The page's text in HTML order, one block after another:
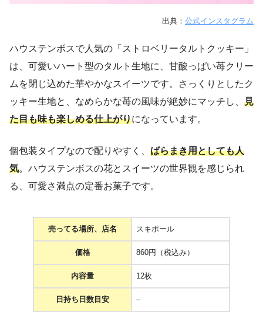
出典： 公式インスタグラム
ハウステンボスで人気の「ストロベリータルトクッキー」
は、可愛いハート型のタルト生地に、甘酸っぱい苺クリー
ムを閉じ込めた華やかなスイーツです。さっくりとしたク
ッキー生地と、なめらかな苺の風味が絶妙にマッチし、 見
た目も味も楽しめる仕上がりになっています。
個包装タイプなので配りやすく、 ばらまき用としても人
気。ハウステンボスの花とスイーツの世界観を感じられ
る、可愛さ満点の定番お菓子です。
売ってる場所、店名 スキポール
価格 860円（税込み）
内容量 12枚
日持ち日数目安 –